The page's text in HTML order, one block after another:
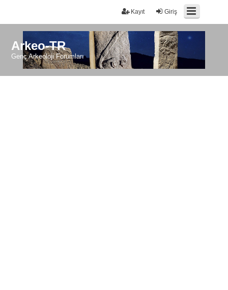
Giriş
Kayıt
Arkeo-TR
Genç Arkeoloji Forumları